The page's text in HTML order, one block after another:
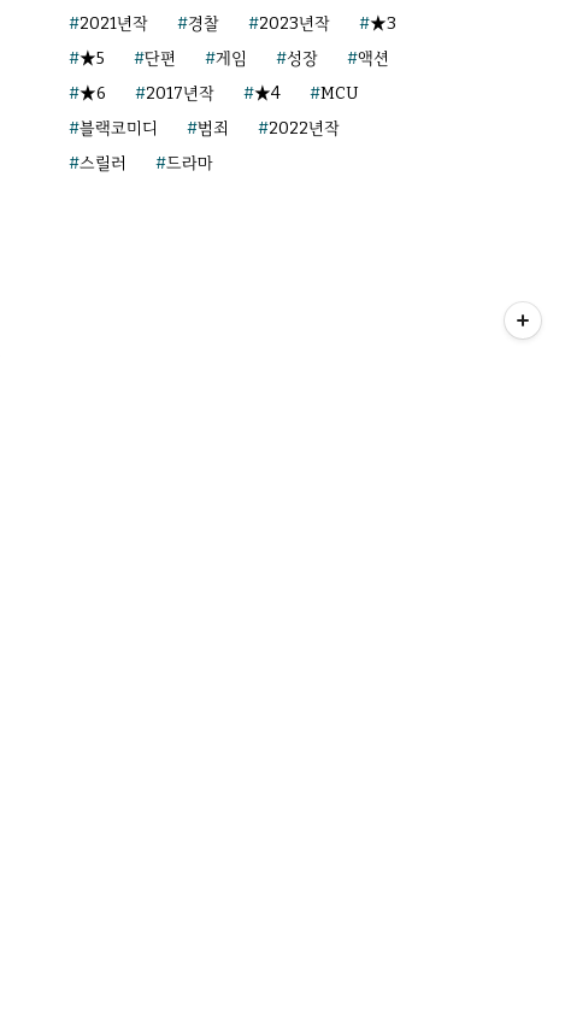
2021년작
경찰 2023년작
★3
★5
단편 게임 성장
액션
★6
2017년작 ★4
MCU
블랙코미디
범죄
2022년작
스릴러
드라마